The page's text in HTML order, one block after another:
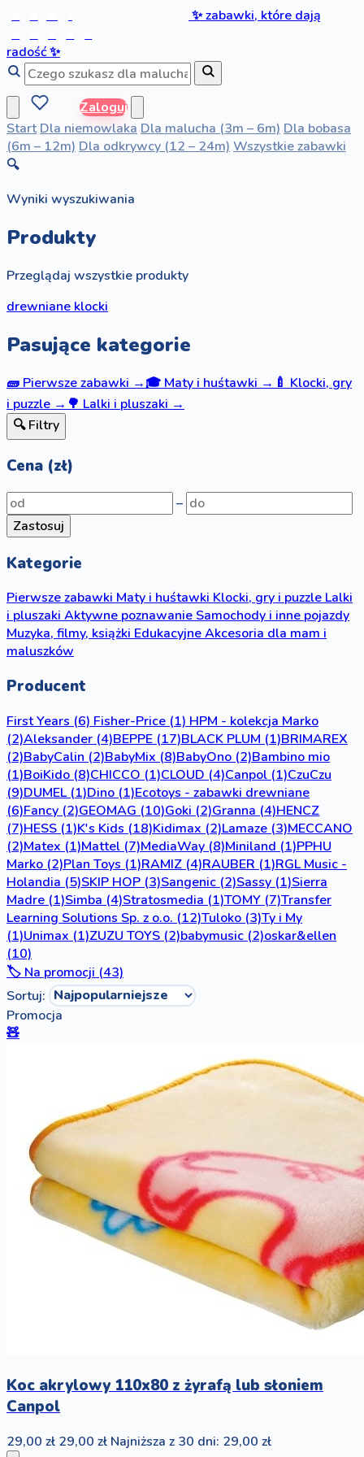
✨zabawki, które dają
radość✨
Zaloguj
Start Dla niemowlaka Dla malucha (3m – 6m) Dla bobasa
(6m – 12m) Dla odkrywcy (12 – 24m) Wszystkie zabawki
🔍
Wyniki wyszukiwania
Produkty
Przeglądaj wszystkie produkty
drewniane klocki
Pasujące kategorie
🧱Pierwsze zabawki→🎓Maty i huśtawki→🍼Klocki, gry
i puzzle→🌳Lalki i pluszaki→
🔍 Filtry
Cena (zł)
–
Zastosuj
Kategorie
Pierwsze zabawki Maty i huśtawki Klocki, gry i puzzle Lalki
i pluszaki Aktywne poznawanie Samochody i inne pojazdy
Muzyka, filmy, książki EdukacyjneAkcesoria dla mam i
maluszków
Producent
First Years (6) Fisher-Price (1) HPM - kolekcja Marko
(2)Aleksander (4)BEPPE (17)BLACK PLUM (1)BRIMAREX
(2)BabyCalin (2)BabyMix (8)BabyOno (2)Bambino mio
(1)BoiKido (8)CHICCO (1)CLOUD (4)Canpol (1)CzuCzu
(9)DUMEL (1)Dino (1)Ecotoys - zabawki drewniane
(6)Fancy (2)GEOMAG (10)Goki (2)Granna (4)HENCZ
(7)HESS (1)K's Kids (18)Kidimax (2)Lamaze (3)MECCANO
(2)Matex (1)Mattel (7)MediaWay (8)Miniland (1)PPHU
Marko (2)Plan Toys (1)RAMIZ (4)RAUBER (1)RGL Music -
Holandia (5)SKIP HOP (3)Sangenic (2)Sassy (1)Sierra
Madre (1)Simba (4)Stratosmedia (1)TOMY (7)Transfer
Learning Solutions Sp. z o.o. (12)Tuloko (3)Ty i My
(1)Unimax (1)ZUZU TOYS (2)babymusic (2)oskar&ellen
(10)
🏷️ Na promocji (43)
Sortuj:
Promocja
🧸
Koc akrylowy 110x80 z żyrafą lub słoniem
Canpol
29,00 zł 29,00 zł Najniższa z 30 dni: 29,00 zł